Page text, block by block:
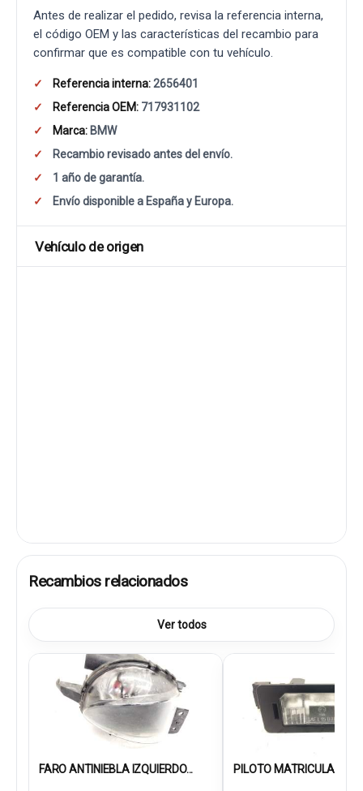
Antes de realizar el pedido, revisa la referencia interna,
el código OEM y las características del recambio para
confirmar que es compatible con tu vehículo.
Referencia interna:2656401
Referencia OEM: 717931102
Marca: BMW
Recambio revisado antes del envío.
1 año de garantía.
Envío disponible a España y Europa.
Vehículo de origen
Recambios relacionados
Ver todos
FARO ANTINIEBLA IZQUIERDO... PILOTO MATRICULA